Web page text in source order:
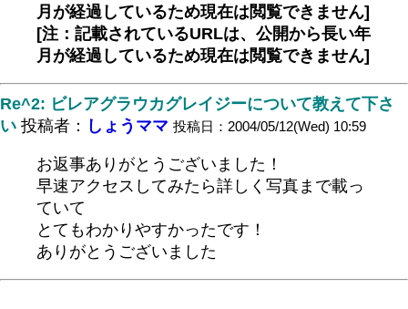
月が経過しているため現在は閲覧できません]
[注：記載されているURLは、公開から長い年
月が経過しているため現在は閲覧できません]
Re^2: ビレアグラウカグレイジーについて教えて下さ
い 投稿者： しょうママ 投稿日：2004/05/12(Wed) 10:59
お返事ありがとうございました！
早速アクセスしてみたら詳しく写真まで載っ
ていて
とてもわかりやすかったです！
ありがとうございました